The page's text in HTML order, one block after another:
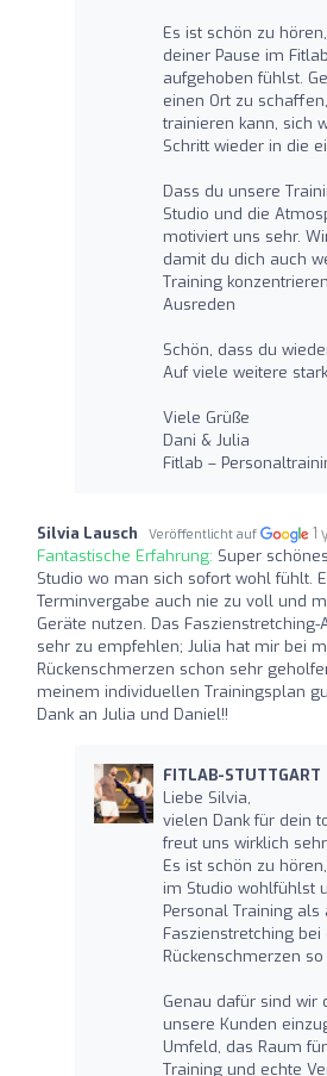
Es ist schön zu
deiner Pause im
aufgehoben fühlst.
einen Ort zu
trainieren kann, sich
Schritt wieder in die
Dass du unsere
Studio und die
motiviert uns sehr.
damit du dich auch
Training
Ausreden
Schön, dass du
Auf viele weitere
Viele Grüße
Dani & Julia
Fitlab –
Silvia Lausch Veröffentlicht auf 1
Fantastische Erfahrung: Super
Studio wo man sich sofort wohl fühlt.
Terminvergabe auch nie zu voll und
Geräte nutzen. Das
sehr zu empfehlen; Julia hat mir bei
Rückenschmerzen schon sehr
meinem individuellen Trainingsplan
Dank an Julia und Daniel!!
FITLAB-STUTTGART
Liebe Silvia,
vielen Dank für dein
freut uns wirklich
Es ist schön zu
im Studio wohlfühlst
Personal Training als
Faszienstretching bei
Rückenschmerzen
Genau dafür sind
unsere Kunden
Umfeld, das Raum
Training und echte